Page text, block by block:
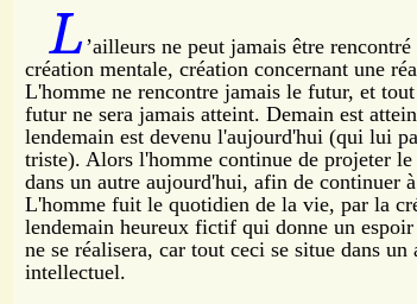
L ’ailleurs ne peut jamais être
création mentale, création concernant une
L'homme ne rencontre jamais le futur, et
futur ne sera jamais atteint. Demain est
lendemain est devenu l'aujourd'hui (qui lui
triste). Alors l'homme continue de projeter
dans un autre aujourd'hui, afin de continuer
L'homme fuit le quotidien de la vie, par la
lendemain heureux fictif qui donne un
ne se réalisera, car tout ceci se situe dans
intellectuel.